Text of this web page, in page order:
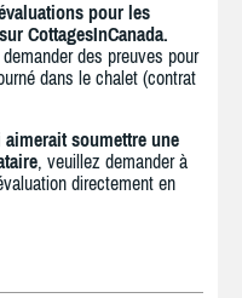
pour les
CottagesInCanada.
des preuves pour
dans le chalet (contrat
soumettre une
, veuillez demander à
directement en